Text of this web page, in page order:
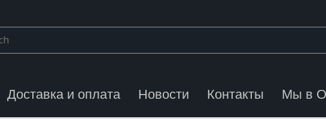
Доставка и оплата Новости Контакты Мы в